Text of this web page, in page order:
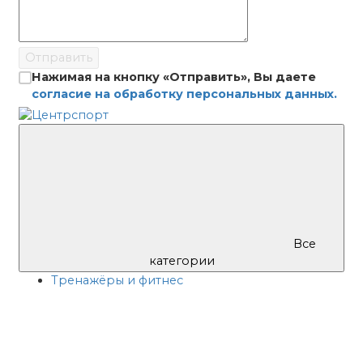
Отправить
Нажимая на кнопку «Отправить», Вы даете
согласие на обработку персональных данных.
Все
категории
Тренажёры и фитнес